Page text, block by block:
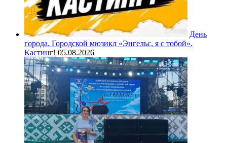
День
города. Городской мюзикл «Энгельс, я с тобой».
Кастинг! 05.08.2026